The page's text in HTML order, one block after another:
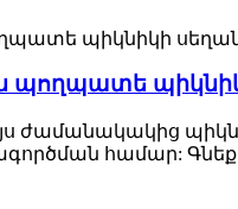
ժամանակակից
համար: